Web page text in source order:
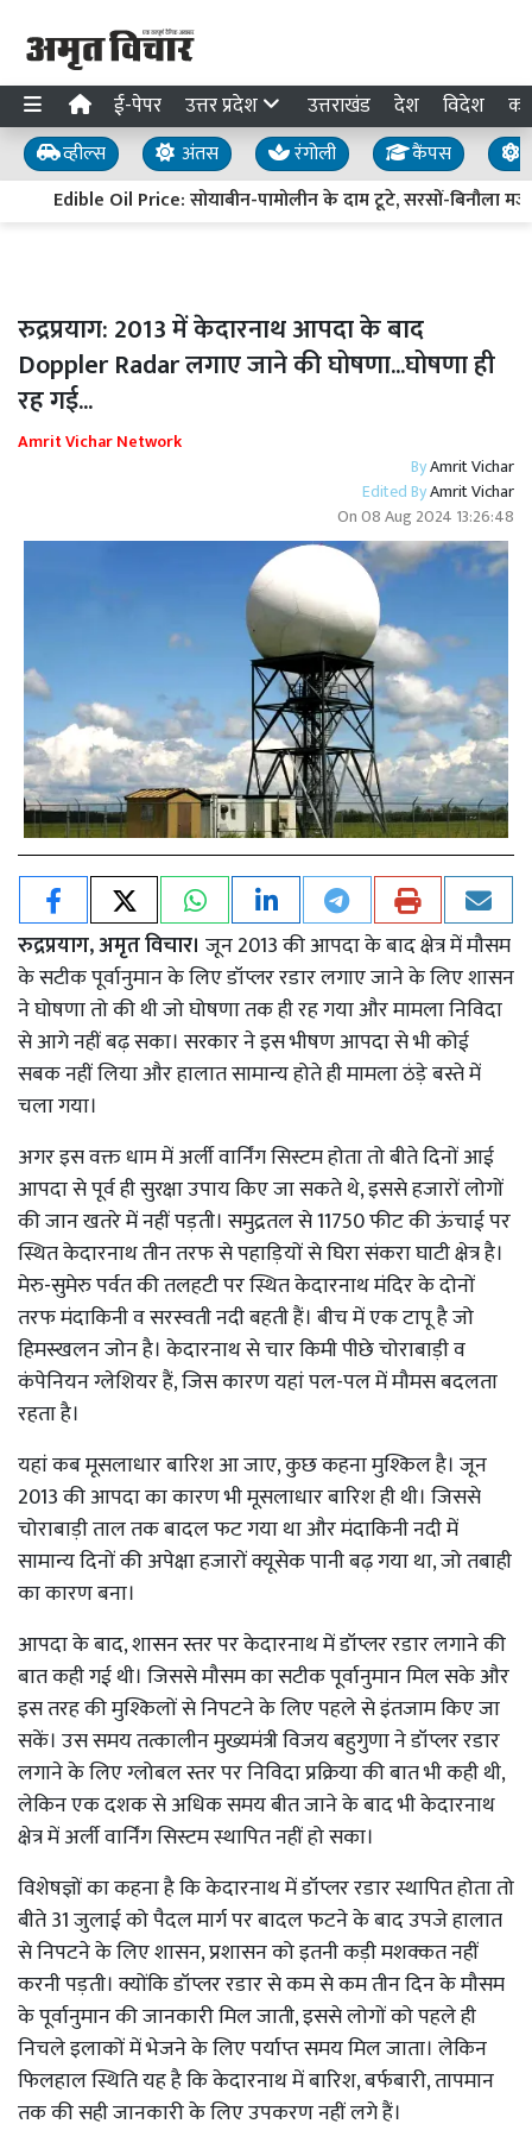
ई-पेपर उत्तर प्रदेश उत्तराखंड देश विदेश
व्हील्स अंतस रंगोली कैंपस
Edible Oil Price: सोयाबीन-पामोलीन के दाम टूटे, सरसों-बिनौला
रुद्रप्रयाग: 2013 में केदारनाथ आपदा के बाद
Doppler Radar लगाए जाने की घोषणा...घोषणा ही
रह गई...
Amrit Vichar Network
ByAmrit Vichar
Edited ByAmrit Vichar
On08 Aug 2024 13:26:48
रुद्रप्रयाग, अमृत विचार। जून 2013 की आपदा के बाद क्षेत्र में मौसम
के सटीक पूर्वानुमान के लिए डॉप्लर रडार लगाए जाने के लिए शासन
ने घोषणा तो की थी जो घोषणा तक ही रह गया और मामला निविदा
से आगे नहीं बढ़ सका। सरकार ने इस भीषण आपदा से भी कोई
सबक नहीं लिया और हालात सामान्य होते ही मामला ठंड़े बस्ते में
चला गया।
अगर इस वक्त धाम में अर्ली वार्निंग सिस्टम होता तो बीते दिनों आई
आपदा से पूर्व ही सुरक्षा उपाय किए जा सकते थे, इससे हजारों लोगों
की जान खतरे में नहीं पड़ती। समुद्रतल से 11750 फीट की ऊंचाई पर
स्थित केदारनाथ तीन तरफ से पहाड़ियों से घिरा संकरा घाटी क्षेत्र है।
मेरु-सुमेरु पर्वत की तलहटी पर स्थित केदारनाथ मंदिर के दोनों
तरफ मंदाकिनी व सरस्वती नदी बहती हैं। बीच में एक टापू है जो
हिमस्खलन जोन है। केदारनाथ से चार किमी पीछे चोराबाड़ी व
कंपेनियन ग्लेशियर हैं, जिस कारण यहां पल-पल में मौमस बदलता
रहता है।
यहां कब मूसलाधार बारिश आ जाए, कुछ कहना मुश्किल है। जून
2013 की आपदा का कारण भी मूसलाधार बारिश ही थी। जिससे
चोराबाड़ी ताल तक बादल फट गया था और मंदाकिनी नदी में
सामान्य दिनों की अपेक्षा हजारों क्यूसेक पानी बढ़ गया था, जो तबाही
का कारण बना।
आपदा के बाद, शासन स्तर पर केदारनाथ में डॉप्लर रडार लगाने की
बात कही गई थी। जिससे मौसम का सटीक पूर्वानुमान मिल सके और
इस तरह की मुश्किलों से निपटने के लिए पहले से इंतजाम किए जा
सकें। उस समय तत्कालीन मुख्यमंत्री विजय बहुगुणा ने डॉप्लर रडार
लगाने के लिए ग्लोबल स्तर पर निविदा प्रक्रिया की बात भी कही थी,
लेकिन एक दशक से अधिक समय बीत जाने के बाद भी केदारनाथ
क्षेत्र में अर्ली वार्निंग सिस्टम स्थापित नहीं हो सका।
विशेषज्ञों का कहना है कि केदारनाथ में डॉप्लर रडार स्थापित होता तो
बीते 31 जुलाई को पैदल मार्ग पर बादल फटने के बाद उपजे हालात
से निपटने के लिए शासन, प्रशासन को इतनी कड़ी मशक्कत नहीं
करनी पड़ती। क्योंकि डॉप्लर रडार से कम से कम तीन दिन के मौसम
के पूर्वानुमान की जानकारी मिल जाती, इससे लोगों को पहले ही
निचले इलाकों में भेजने के लिए पर्याप्त समय मिल जाता। लेकिन
फिलहाल स्थिति यह है कि केदारनाथ में बारिश, बर्फबारी, तापमान
तक की सही जानकारी के लिए उपकरण नहीं लगे हैं।